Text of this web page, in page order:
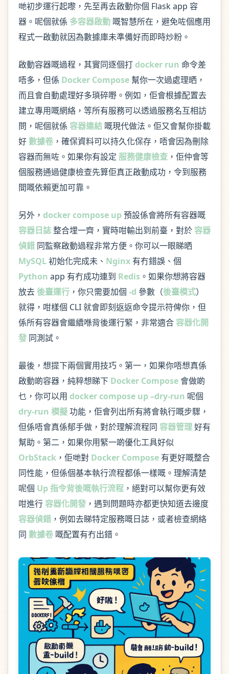
哋初步運行起嚟，先至再去啟動你個 Flask app 容
器。呢個就係 多容器啟動 嘅智慧所在，避免咗個應用
程式一啟動就因為數據庫未準備好而即時炒粉。
啟動容器嘅過程，其實同逐個打docker run 命令差
唔多，但係 Docker Compose 幫你一次過處理晒，
而且會自動處理好多瑣碎嘢。例如，佢會根據配置去
建立專用嘅網絡，等所有服務可以透過服務名互相訪
問，呢個就係 容器連結 嘅現代做法。佢又會幫你掛載
好數據卷 ，確保資料可以持久化保存，唔會因為刪除
容器而無咗。如果你有設定 服務健康檢查 ，佢仲會等
個服務通過健康檢查先算佢真正啟動成功，令到服務
間嘅依賴更加可靠。
另外， docker compose up預設係會將所有容器嘅
容器日誌整合埋一齊，實時咁輸出到前臺，對於容器
偵錯 同監察啟動過程非常方便。你可以一眼睇晒
MySQL初始化完成未、 Nginx 有冇錯誤、個
Python app 有冇成功連到 Redis 。如果你想將容器
放去 後臺運行 ，你只需要加個 -d 參數（後臺模式）
就得，咁樣個 CLI 就會即刻返返命令提示符俾你，但
係所有容器會繼續喺背後運行緊，非常適合容器化開
發 同測試。
最後，想提下兩個實用技巧。第一，如果你唔想真係
啟動啲容器，純粹想睇下 Docker Compose會做啲
乜，你可以用 docker compose up –dry-run 呢個
dry-run 模擬功能，佢會列出所有將會執行嘅步驟，
但係唔會真係郁手做，對於理解流程同 容器管理好有
幫助。第二，如果你用緊一啲優化工具好似
OrbStack ，佢哋對 Docker Compose 有更好嘅整合
同性能，但係個基本執行流程都係一樣嘅。理解清楚
呢個 Up 指令背後嘅執行流程 ，絕對可以幫你更有效
咁進行容器化開發 ，遇到問題時亦都更快知道去邊度
容器偵錯 ，例如去睇特定服務嘅日誌，或者檢查網絡
同 數據卷 嘅配置有冇出錯。